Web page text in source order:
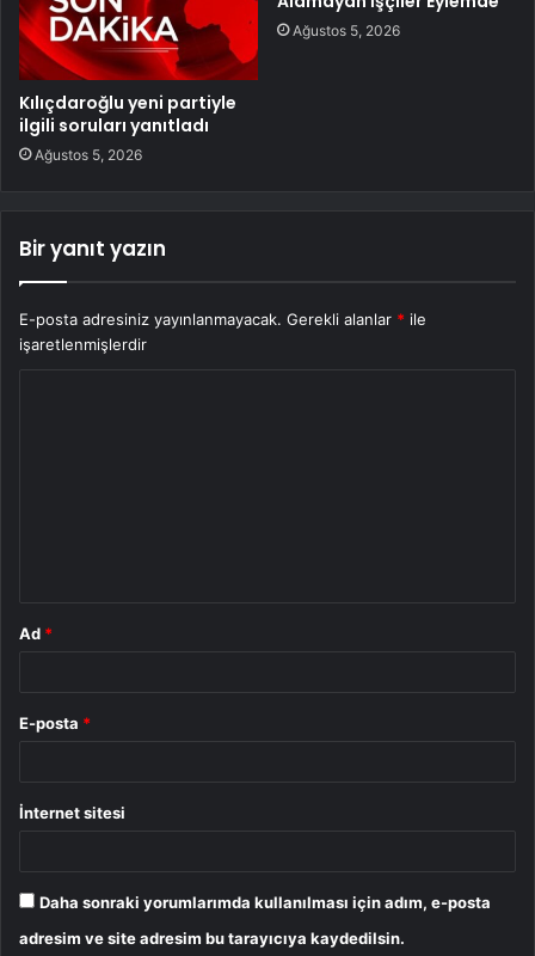
Kılıçdaroğlu yeni partiyle
ilgili soruları yanıtladı
Ağustos 5, 2026
Ağustos 5, 2026
Bir yanıt yazın
E-posta adresiniz yayınlanmayacak. Gerekli alanlar * ile
işaretlenmişlerdir
Ad *
E-posta *
İnternet sitesi
Daha sonraki yorumlarımda kullanılması için adım, e-posta
adresim ve site adresim bu tarayıcıya kaydedilsin.